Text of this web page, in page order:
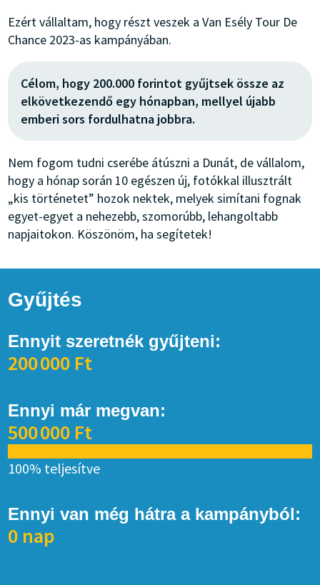
Ezért vállaltam, hogy részt veszek a Van Esély Tour De
Chance 2023-as kampányában.
Célom, hogy 200.000 forintot gyűjtsek össze az
elkövetkezendő egy hónapban, mellyel újabb
emberi sors fordulhatna jobbra.
Nem fogom tudni cserébe átúszni a Dunát, de vállalom,
hogy a hónap során 10 egészen új, fotókkal illusztrált
„kis történetet” hozok nektek, melyek simítani fognak
egyet-egyet a nehezebb, szomorúbb, lehangoltabb
napjaitokon. Köszönöm, ha segítetek!
Gyűjtés
Ennyit szeretnék gyűjteni:
200 000 Ft
Ennyi már megvan:
500 000 Ft
100% teljesítve
Ennyi van még hátra a kampányból:
0 nap